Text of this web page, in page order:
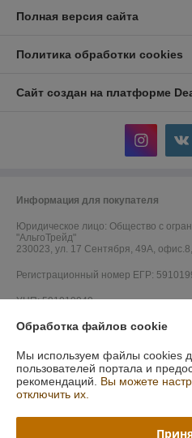
Полная версия сайта
Политика обработки cookies
Сайт создан на платформе
Информация для покупателя
Юридическое лицо: Общество с
"АльгоТрейд"
230023, ул. 17 Сентября, 49А,
Регистрационный номер ЕГР:
УНП: 591019949
Регистрационный орган:
Дата регистрации компании:
Ссылка на свидетельство/лицензию
Обработка файлов cookie
Мы используем файлы cookies
пользователей портала и
рекомендаций. Вы можете
отключить их.